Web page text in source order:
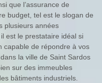
que l’assurance de
budget, tel est le slogan de
plusieurs années
est le prestataire idéal si
capable de répondre à vos
la ville de Saint Sardos
sur des immeubles
bâtiments industriels.